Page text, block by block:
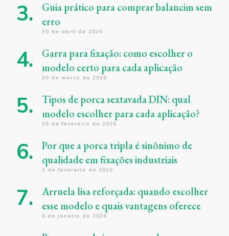
Guia prático para comprar balancim sem
erro
30 de abril de 2026
Garra para fixação: como escolher o
modelo certo para cada aplicação
30 de março de 2026
Tipos de porca sextavada DIN: qual
modelo escolher para cada aplicação?
26 de fevereiro de 2026
Por que a porca tripla é sinônimo de
qualidade em fixações industriais
2 de fevereiro de 2026
Arruela lisa reforçada: quando escolher
esse modelo e quais vantagens oferece
6 de janeiro de 2026